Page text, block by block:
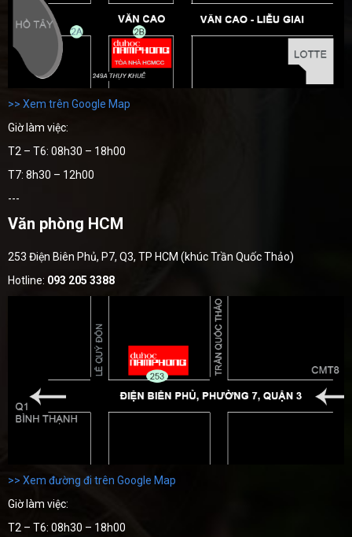
>> Xem trên Google Map
Giờ làm việc:
T2 – T6: 08h30 – 18h00
T7: 8h30 – 12h00
---
Văn phòng HCM
253 Điện Biên Phủ, P7, Q3, TP HCM (khúc Trần Quốc Thảo)
Hotline: 093 205 3388
>> Xem đường đi trên Google Map
Giờ làm việc:
T2 – T6: 08h30 – 18h00